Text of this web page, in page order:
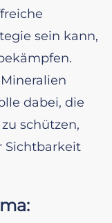
sein kann,
dabei, die
schützen,
Sichtbarkeit